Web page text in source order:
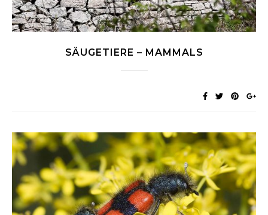
SÄUGETIERE – MAMMALS